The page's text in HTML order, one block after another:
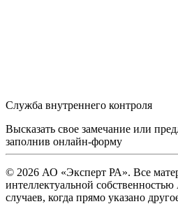
Служба внутреннего контроля
Высказать свое замечание или
заполнив онлайн-форму
© 2026 АО «Эксперт РА». Все
интеллектуальной
случаев, когда прямо указано